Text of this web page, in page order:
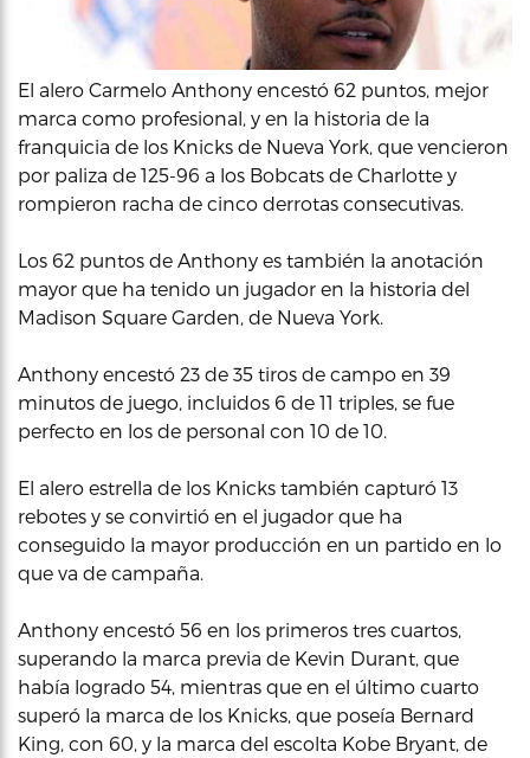
El alero Carmelo Anthony encestó 62 puntos, mejor
marca como profesional, y en la historia de la
franquicia de los Knicks de Nueva York, que vencieron
por paliza de 125-96 a los Bobcats de Charlotte y
rompieron racha de cinco derrotas consecutivas.
Los 62 puntos de Anthony es también la anotación
mayor que ha tenido un jugador en la historia del
Madison Square Garden, de Nueva York.
Anthony encestó 23 de 35 tiros de campo en 39
minutos de juego, incluidos 6 de 11 triples, se fue
perfecto en los de personal con 10 de 10.
El alero estrella de los Knicks también capturó 13
rebotes y se convirtió en el jugador que ha
conseguido la mayor producción en un partido en lo
que va de campaña.
Anthony encestó 56 en los primeros tres cuartos,
superando la marca previa de Kevin Durant, que
había logrado 54, mientras que en el último cuarto
superó la marca de los Knicks, que poseía Bernard
King, con 60, y la marca del escolta Kobe Bryant, de